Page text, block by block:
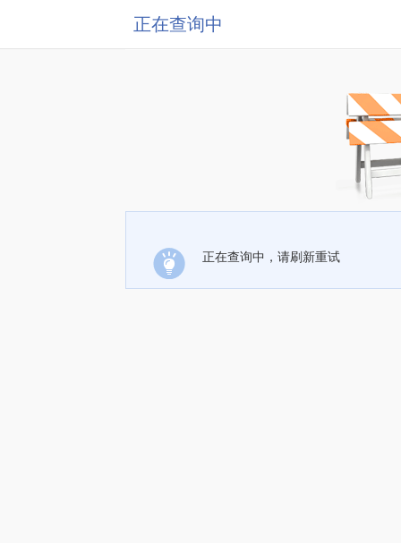
正在查询中
正在查询中，请刷新重试